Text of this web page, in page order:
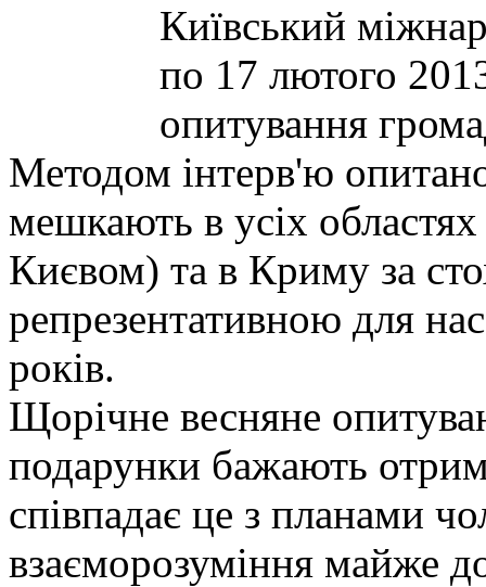
Київський
по 17 лютого
опитування
Методом інтерв'ю
мешкають в усіх
Києвом) та в Криму за
репрезентативною для
років.
Щорічне весняне
подарунки бажають
співпадає це з планами
взаєморозуміння майже